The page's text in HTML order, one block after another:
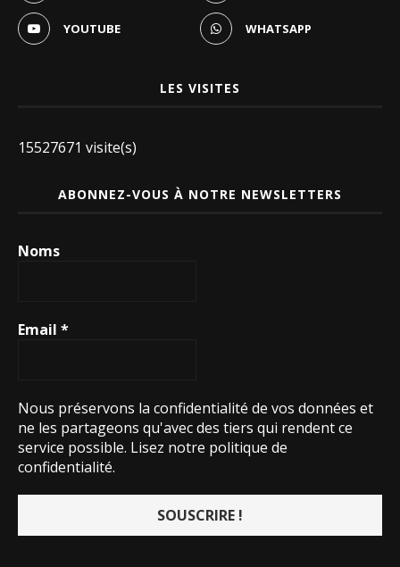
YOUTUBE WHATSAPP
LES VISITES
15527671 visite(s)
ABONNEZ-VOUS À NOTRE NEWSLETTERS
Noms
Email *
Nous préservons la confidentialité de vos données et
ne les partageons qu'avec des tiers qui rendent ce
service possible. Lisez notre politique de
confidentialité.